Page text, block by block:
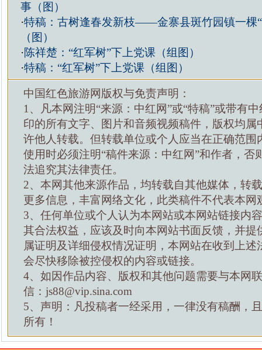
事（图）
·特稿：古树逢春发新枝——金寨县斑竹园镇一棵
（图）
·陈祥楚：“红军树”下上党课（组图）
·特稿：“红军树”下上党课（组图）
中国红色旅游网版权与免责声明：
1、凡本网注明“来源：中红网”或“特稿”或带有
印的所有文字、图片和音频视频稿件，版权均属
许他人转载。但转载单位或个人应当在正确范围
使用时必须注明“稿件来源：中红网”和作者，否
法追究其法律责任。
2、本网其他来源作品，均转载自其他媒体，转
更多信息，丰富网络文化，此类稿件不代表本网
3、任何单位或个人认为本网站或本网站链接内
其合法权益，应该及时向本网站书面反馈，并提
属证明及详细侵权情况证明，本网站在收到上述
会尽快移除被控侵权的内容或链接。
4、如因作品内容、版权和其他问题需要与本网
信：js88@vip.sina.com
5、声明：凡投稿者一经采用，一律没有稿酬，
所有！